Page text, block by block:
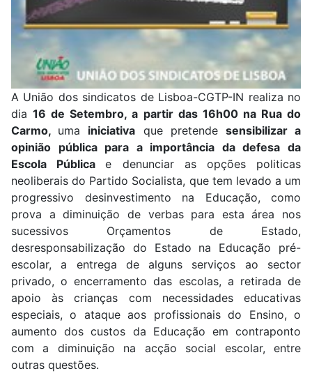
A União dos sindicatos de Lisboa-CGTP-IN realiza no
dia16 de Setembro, a partir das 16h00 na Rua do
Carmo, uma iniciativa que pretende sensibilizar a
opinião pública para a importância da defesa da
Escola Públicae denunciar as opções politicas
neoliberais do Partido Socialista, que tem levado a um
progressivo desinvestimento na Educação, como
prova a diminuição de verbas para esta área nos
sucessivos Orçamentos de Estado,
desresponsabilização do Estado na Educação pré-
escolar, a entrega de alguns serviços ao sector
privado, o encerramento das escolas, a retirada de
apoio às crianças com necessidades educativas
especiais, o ataque aos profissionais do Ensino, o
aumento dos custos da Educação em contraponto
com a diminuição na acção social escolar, entre
outras questões.